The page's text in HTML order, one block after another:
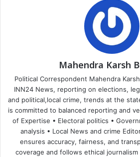
Mahendra Karsh
Political Correspondent Mahendra
INN24 News, reporting on elections,
and political,local crime, trends at the
is committed to balanced reporting and
of Expertise • Electoral politics •
analysis • Local News and crime
ensures accuracy, fairness, and
coverage and follows ethical journalism